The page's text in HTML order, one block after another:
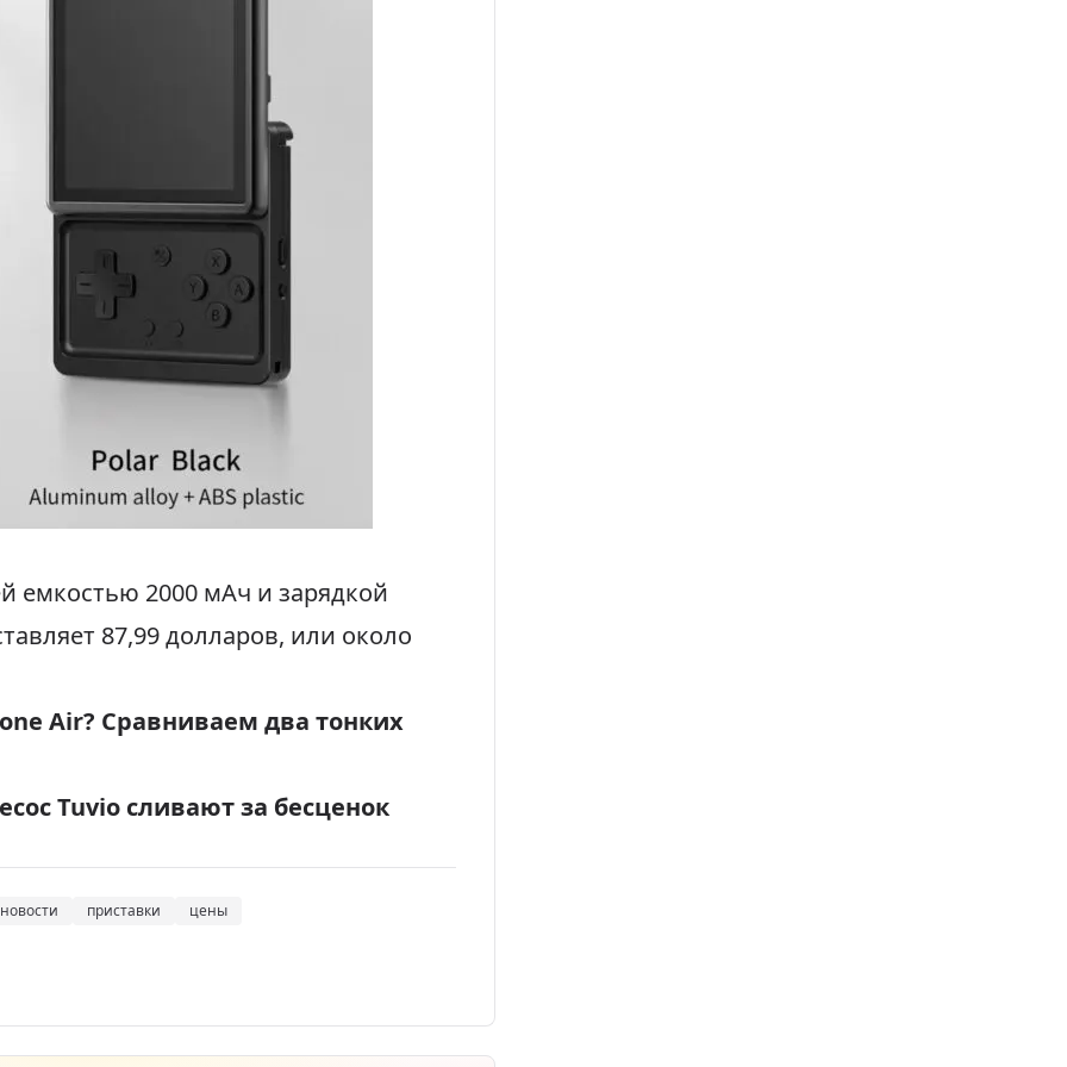
емкостью 2000 мАч и зарядкой
87,99 долларов, или около
Air? Сравниваем два тонких
Tuvio сливают за бесценок
новости приставки цены